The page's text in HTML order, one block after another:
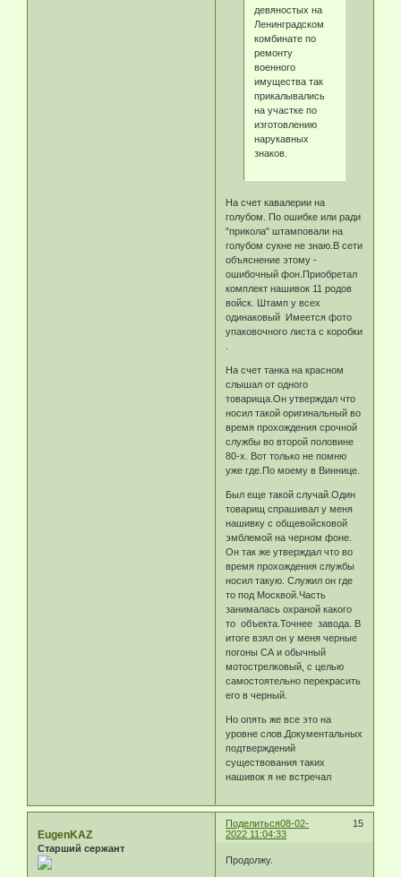
девяностых на
Ленинградском
комбинате по
ремонту
военного
имущества так
прикалывались
на участке по
изготовлению
нарукавных
знаков.
На счет кавалерии на
голубом. По ошибке или ради
"прикола" штамповали на
голубом сукне не знаю.В сети
объяснение этому -
ошибочный фон.Приобретал
комплект нашивок 11 родов
войск. Штамп у всех
одинаковый Имеется фото
упаковочного листа с коробки
На счет танка на красном
слышал от одного
товарища.Он утверждал что
носил такой оригинальный во
время прохождения срочной
службы во второй половине
80-х. Вот только не помню
уже где.По моему в Виннице.
Был еще такой случай.Один
товарищ спрашивал у меня
нашивку с общевойсковой
эмблемой на черном фоне.
Он так же утверждал что во
время прохождения службы
носил такую. Служил он где
то под Москвой.Часть
занималась охраной какого
то объекта.Точнее завода. В
итоге взял он у меня черные
погоны СА и обычный
мотострелковый, с целью
самостоятельно перекрасить
его в черный.
Но опять же все это на
уровне слов.Документальных
подтверждений
существования таких
нашивок я не встречал
Поделиться 15
08-02-
2022 11:04:33
EugenKAZ
Старший сержант
Продолжу.